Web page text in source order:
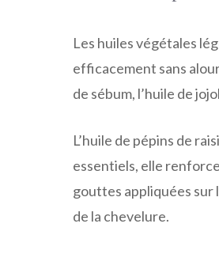
Les huiles végétales
efficacement sans
de sébum, l’huile de
L’huile de pépins de
essentiels, elle
gouttes appliquées
de la chevelure.